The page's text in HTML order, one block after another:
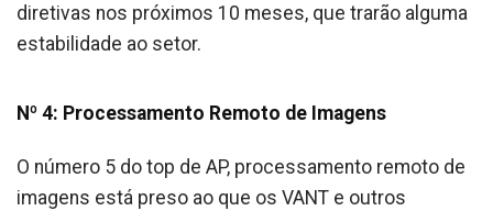
diretivas nos próximos 10 meses, que trarão alguma
estabilidade ao setor.
Nº 4: Processamento Remoto de Imagens
O número 5 do top de AP, processamento remoto de
imagens está preso ao que os VANT e outros